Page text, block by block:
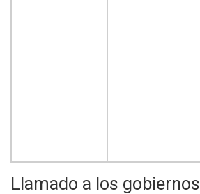
Llamado a los gobiernos